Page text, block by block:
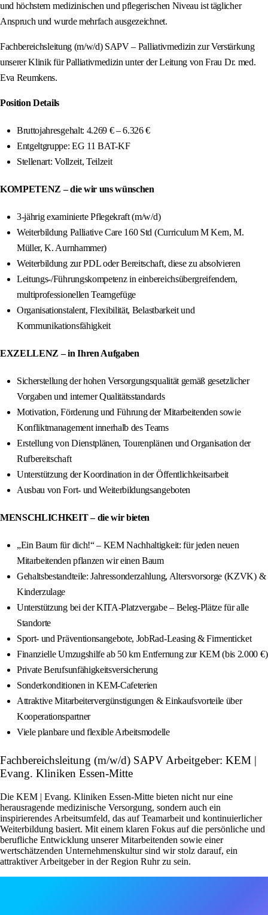
und höchstem medizinischen und pflegerischen Niveau ist täglicher
Anspruch und wurde mehrfach ausgezeichnet.
Fachbereichsleitung (m/w/d) SAPV – Palliativmedizin zur Verstärkung
unserer Klinik für Palliativmedizin unter der Leitung von Frau Dr. med.
Eva Reumkens.
Position Details
Bruttojahresgehalt: 4.269 € – 6.326 €
Entgeltgruppe: EG 11 BAT-KF
Stellenart: Vollzeit, Teilzeit
KOMPETENZ – die wir uns wünschen
3-jährig examinierte Pflegekraft (m/w/d)
Weiterbildung Palliative Care 160 Std (Curriculum M Kern, M.
Müller, K. Aurnhammer)
Weiterbildung zur PDL oder Bereitschaft, diese zu absolvieren
Leitungs‑/Führungskompetenz in einbereichsübergreifendem,
multiprofessionellen Teamgefüge
Organisationstalent, Flexibilität, Belastbarkeit und
Kommunikationsfähigkeit
EXZELLENZ – in Ihren Aufgaben
Sicherstellung der hohen Versorgungsqualität gemäß gesetzlicher
Vorgaben und interner Qualitätsstandards
Motivation, Förderung und Führung der Mitarbeitenden sowie
Konfliktmanagement innerhalb des Teams
Erstellung von Dienstplänen, Tourenplänen und Organisation der
Rufbereitschaft
Unterstützung der Koordination in der Öffentlichkeitsarbeit
Ausbau von Fort- und Weiterbildungsangeboten
MENSCHLICHKEIT – die wir bieten
„Ein Baum für dich!“ – KEM Nachhaltigkeit: für jeden neuen
Mitarbeitenden pflanzen wir einen Baum
Gehaltsbestandteile: Jahressonderzahlung, Altersvorsorge (KZVK) &
Kinderzulage
Unterstützung bei der KITA‑Platzvergabe – Beleg‑Plätze für alle
Standorte
Sport‑ und Präventionsangebote, JobRad‑Leasing & Firmenticket
Finanzielle Umzugshilfe ab 50 km Entfernung zur KEM (bis 2.000 €)
Private Berufsunfähigkeitsversicherung
Sonderkonditionen in KEM‑Cafeterien
Attraktive Mitarbeitervergünstigungen & Einkaufsvorteile über
Kooperationspartner
Viele planbare und flexible Arbeitsmodelle
Fachbereichsleitung (m/w/d) SAPV Arbeitgeber: KEM |
Evang. Kliniken Essen-Mitte
Die KEM | Evang. Kliniken Essen-Mitte bieten nicht nur eine
herausragende medizinische Versorgung, sondern auch ein
inspirierendes Arbeitsumfeld, das auf Teamarbeit und kontinuierlicher
Weiterbildung basiert. Mit einem klaren Fokus auf die persönliche und
berufliche Entwicklung unserer Mitarbeitenden sowie einer
wertschätzenden Unternehmenskultur sind wir stolz darauf, ein
attraktiver Arbeitgeber in der Region Ruhr zu sein.